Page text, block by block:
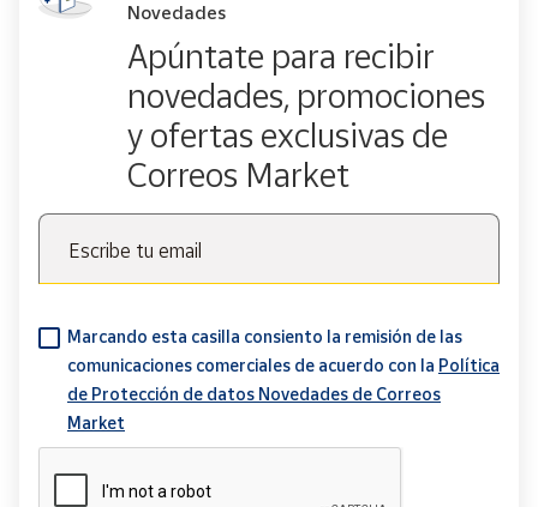
Novedades
Apúntate para recibir
novedades, promociones
y ofertas exclusivas de
Correos Market
Escribe tu email
Marcando esta casilla consiento la remisión de las
comunicaciones comerciales de acuerdo con la Política
de Protección de datos Novedades de Correos
Market